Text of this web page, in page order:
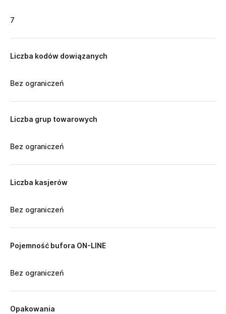
7
Liczba kodów dowiązanych
Bez ograniczeń
Liczba grup towarowych
Bez ograniczeń
Liczba kasjerów
Bez ograniczeń
Pojemność bufora ON-LINE
Bez ograniczeń
Opakowania